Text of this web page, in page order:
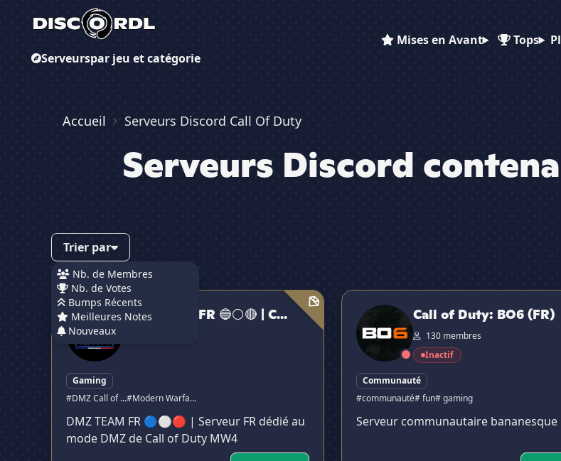
Serveurspar jeu et catégorie
Mises en Avant Tops
Accueil Serveurs Discord Call Of Duty
Serveurs Discord
Trier par
Nb. de Membres
Nb. de Votes
Bumps Récents
Meilleures Notes
Nouveaux
5/5
DMZ TEAM FR 🔵⚪🔴 | Call of Duty - MW4 🇫🇷
DMZ TEAM FR 🔵⚪🔴 | C...
3 805 membres
Gaming
#DMZ Call of ...#Modern Warfa...
DMZ TEAM FR 🔵⚪🔴 | Serveur FR dédié au
mode DMZ de Call of Duty MW4
Call of Duty: BO6 (FR)
Call of Duty: BO6 (FR)
130 membres
Inactif
Communauté
#communauté# fun# gaming
Serveur communautaire bananesque